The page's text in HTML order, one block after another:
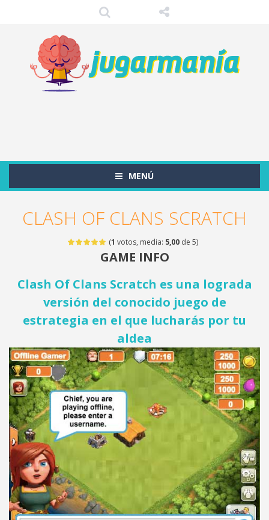
MENÚ
CLASH OF CLANS SCRATCH
(1 votos, media: 5,00 de 5)
GAME INFO
Clash Of Clans Scratch es una lograda
versión del conocido juego de
estrategia en el que lucharás por tu
aldea